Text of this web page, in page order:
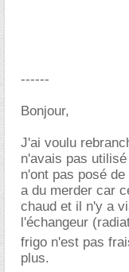
------
Bonjour,
J'ai voulu
n'avais pas
n'ont pas posé
a du merder car
chaud et il n'y a
l'échangeur
frigo n'est pas
plus.